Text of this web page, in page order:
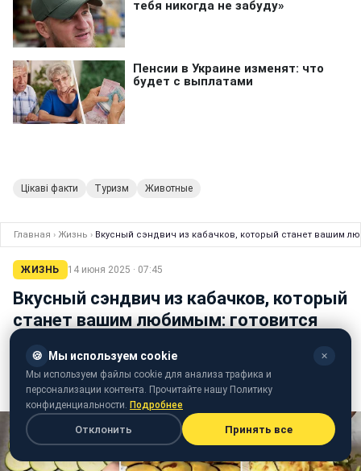
Цікаві факти Туризм Животные
Главная › Жизнь › Вкусный сэндвич из кабачков, который станет вашим
ЖИЗНЬ 14 июня 2025 · 07:45
Вкусный сэндвич из кабачков, который
станет вашим любимым: готовится
Татьяна Самарук
редактор ленты новостей
🍪 Мы используем cookie ✕
Мы используем файлы cookie для анализа трафика и
персонализации контента. Прочитайте нашу Политику
конфиденциальности. Подробнее
Отклонить Принять все